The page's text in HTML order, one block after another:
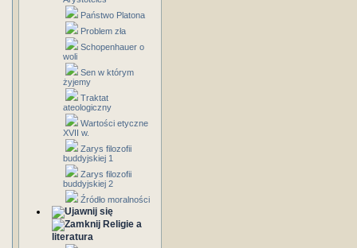
Państwo Platona
Problem zła
Schopenhauer o
woli
Sen w którym
żyjemy
Traktat
ateologiczny
Wartości etyczne
XVII w.
Zarys filozofii
buddyjskiej 1
Zarys filozofii
buddyjskiej 2
Źródło moralności
Religie a
literatura